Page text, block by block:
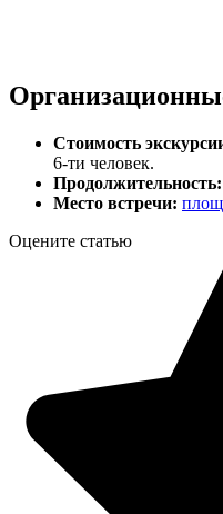
Стоимость
6-ти человек.
Продолжительность:
Место встречи:
Оцените статью